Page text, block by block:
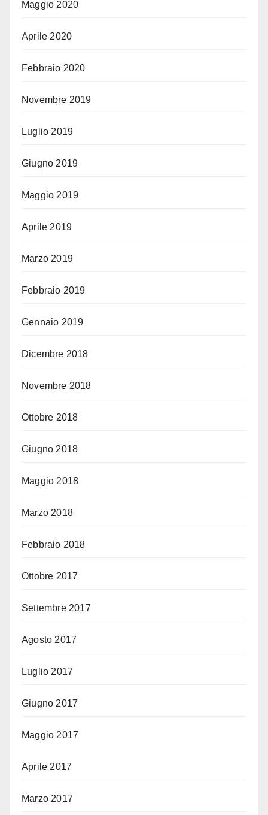
Maggio 2020
Aprile 2020
Febbraio 2020
Novembre 2019
Luglio 2019
Giugno 2019
Maggio 2019
Aprile 2019
Marzo 2019
Febbraio 2019
Gennaio 2019
Dicembre 2018
Novembre 2018
Ottobre 2018
Giugno 2018
Maggio 2018
Marzo 2018
Febbraio 2018
Ottobre 2017
Settembre 2017
Agosto 2017
Luglio 2017
Giugno 2017
Maggio 2017
Aprile 2017
Marzo 2017